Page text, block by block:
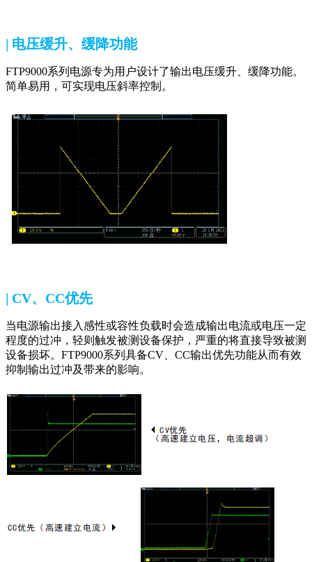
| 电压缓升、缓降功能
FTP9000系列电源专为用户设计了输出电压缓升、缓降功能。
简单易用，可实现电压斜率控制。
| CV、CC优先
当电源输出接入感性或容性负载时会造成输出电流或电压一定
程度的过冲，轻则触发被测设备保护，严重的将直接导致被测
设备损坏。FTP9000系列具备CV、CC输出优先功能从而有效
抑制输出过冲及带来的影响。